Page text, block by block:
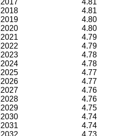
2017
4.81
2018
4.81
2019
4.80
2020
4.80
2021
4.79
2022
4.79
2023
4.78
2024
4.78
2025
4.77
2026
4.77
2027
4.76
2028
4.76
2029
4.75
2030
4.74
2031
4.74
2032
4.73